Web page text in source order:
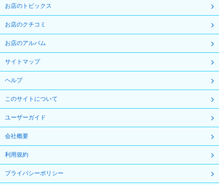
お店のトピックス
お店のクチコミ
お店のアルバム
サイトマップ
ヘルプ
このサイトについて
ユーザーガイド
会社概要
利用規約
プライバシーポリシー